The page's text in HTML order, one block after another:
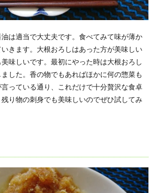
は適当で大丈夫です。食べてみて味が薄か
きます。大根おろしはあった方が美味しい
味しいです。最初にやった時は大根おろし
した。香の物でもあればほかに何の惣菜も
っている通り、これだけで十分贅沢な食卓
り物の刺身でも美味しいのでぜひ試してみ